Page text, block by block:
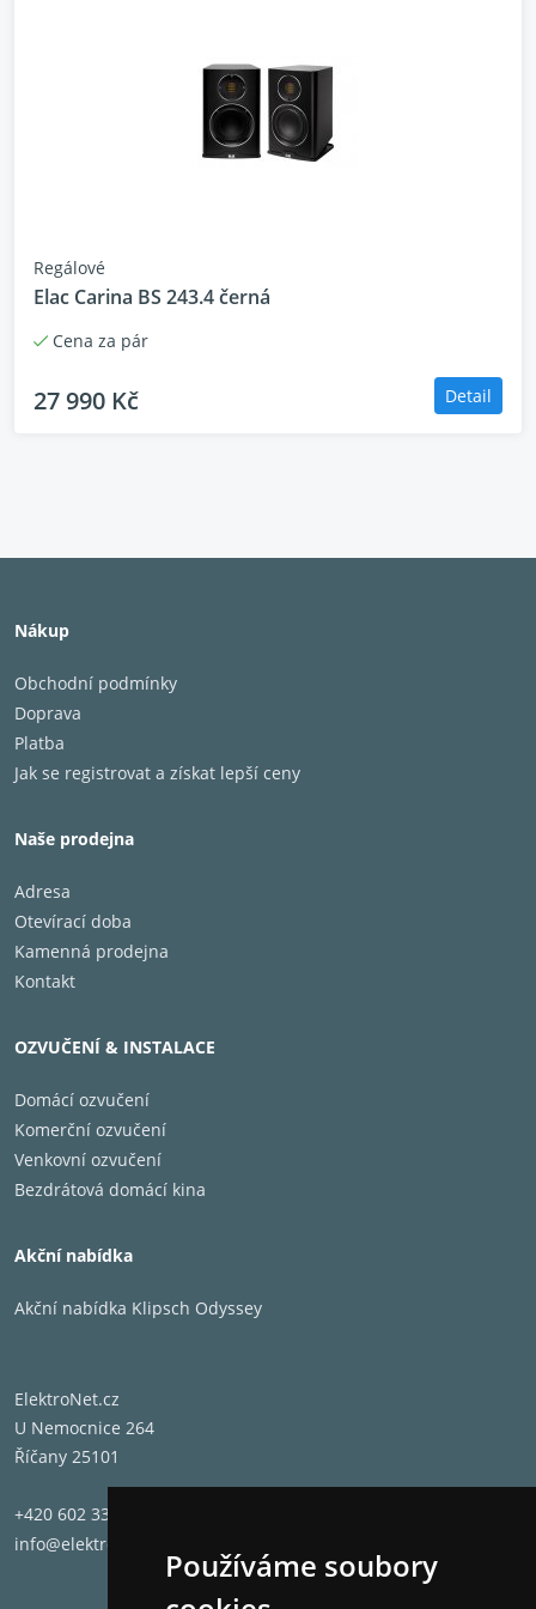
Používáme soubory
Regálové
Elac Carina BS 243.4 černá
Cena za pár
27 990 Kč Detail
Nákup
Obchodní podmínky
Doprava
Platba
Jak se registrovat a získat lepší ceny
Naše prodejna
Adresa
Otevírací doba
Kamenná prodejna
Kontakt
OZVUČENÍ & INSTALACE
Domácí ozvučení
Komerční ozvučení
Venkovní ozvučení
Bezdrátová domácí kina
Akční nabídka
Akční nabídka Klipsch Odyssey
ElektroNet.cz
U Nemocnice 264
Říčany 25101
+420 602 331 662
info@elektronet.cz